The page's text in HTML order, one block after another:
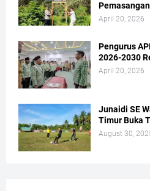
April 20, 2026
Pengurus
2026-2030
April 20, 2026
Junaidi SE
Timur Buka
August 30,